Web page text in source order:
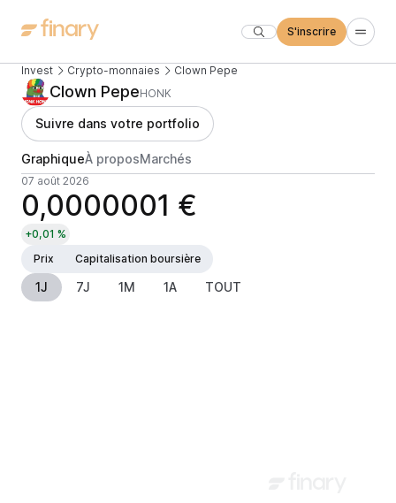
S'inscrire
Invest Crypto-monnaies Clown Pepe
Clown PepeHONK
Suivre dans votre portfolio
GraphiqueÀ proposMarchés
07 août 2026
0,0000001 €
+0,01 %
Prix
Capitalisation boursière
1J 7J 1M 1A TOUT